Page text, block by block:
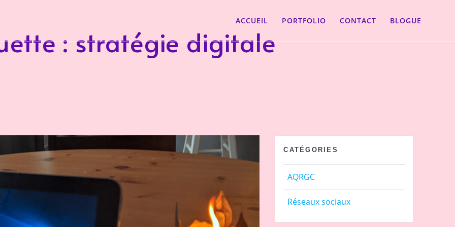
ACCUEIL PORTFOLIO CONTACT BLOGUE
: stratégie digitale
CATÉGORIES
AQRGC
Réseaux sociaux